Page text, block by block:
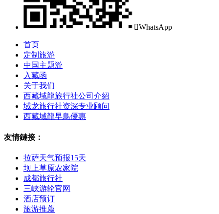
WhatsApp
首页
定制旅游
中国主题游
入藏函
关于我们
西藏域龍旅行社公司介紹
域龙旅行社资深专业顾问
西藏域龍早鳥優惠
友情鏈接：
拉萨天气预报15天
坝上草原农家院
成都旅行社
三峡游轮官网
酒店预订
旅游推薦